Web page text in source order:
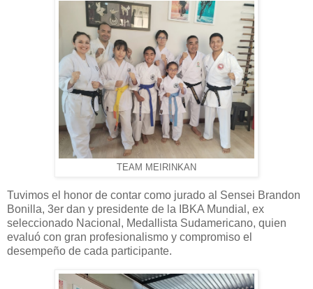
TEAM MEIRINKAN
Tuvimos el honor de contar como jurado al Sensei Brandon
Bonilla, 3er dan y presidente de la IBKA Mundial, ex
seleccionado Nacional, Medallista Sudamericano, quien
evaluó con gran profesionalismo y compromiso el
desempeño de cada participante.